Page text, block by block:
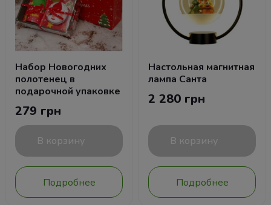
Набор Новогодних
полотенец в
подарочной упаковке
279 грн
В корзину
Подробнее
Настольная магнитная
лампа Санта
2 280 грн
В корзину
Подробнее